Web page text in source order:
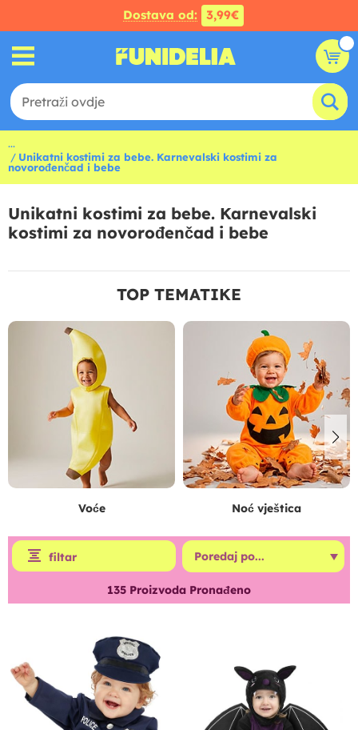
Dostava od: 3,99€
...
Unikatni kostimi za bebe. Karnevalski kostimi za
novorođenčad i bebe
Unikatni kostimi za bebe. Karnevalski
kostimi za novorođenčad i bebe
TOP TEMATIKE
Voće Noć vještica
filtar
135 Proizvoda Pronađeno